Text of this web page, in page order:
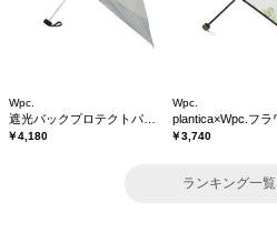
Wpc.
￥4,180
Wpc.
￥3,740
ランキング一